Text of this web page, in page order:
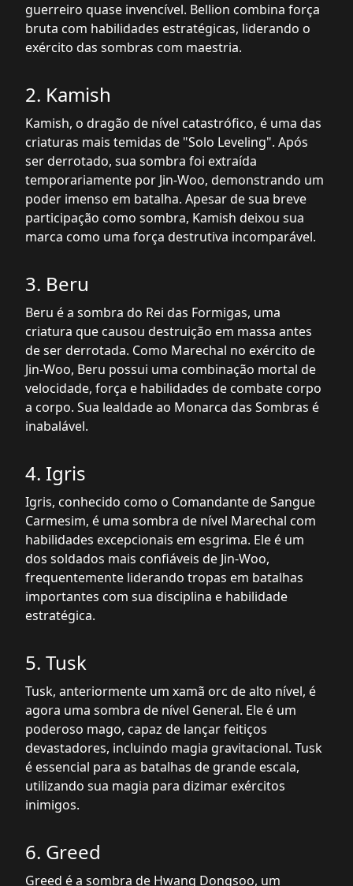
guerreiro quase invencível. Bellion combina força
bruta com habilidades estratégicas, liderando o
exército das sombras com maestria.
2. Kamish
Kamish, o dragão de nível catastrófico, é uma das
criaturas mais temidas de "Solo Leveling". Após
ser derrotado, sua sombra foi extraída
temporariamente por Jin-Woo, demonstrando um
poder imenso em batalha. Apesar de sua breve
participação como sombra, Kamish deixou sua
marca como uma força destrutiva incomparável.
3. Beru
Beru é a sombra do Rei das Formigas, uma
criatura que causou destruição em massa antes
de ser derrotada. Como Marechal no exército de
Jin-Woo, Beru possui uma combinação mortal de
velocidade, força e habilidades de combate corpo
a corpo. Sua lealdade ao Monarca das Sombras é
inabalável.
4. Igris
Igris, conhecido como o Comandante de Sangue
Carmesim, é uma sombra de nível Marechal com
habilidades excepcionais em esgrima. Ele é um
dos soldados mais confiáveis de Jin-Woo,
frequentemente liderando tropas em batalhas
importantes com sua disciplina e habilidade
estratégica.
5. Tusk
Tusk, anteriormente um xamã orc de alto nível, é
agora uma sombra de nível General. Ele é um
poderoso mago, capaz de lançar feitiços
devastadores, incluindo magia gravitacional. Tusk
é essencial para as batalhas de grande escala,
utilizando sua magia para dizimar exércitos
inimigos.
6. Greed
Greed é a sombra de Hwang Dongsoo, um